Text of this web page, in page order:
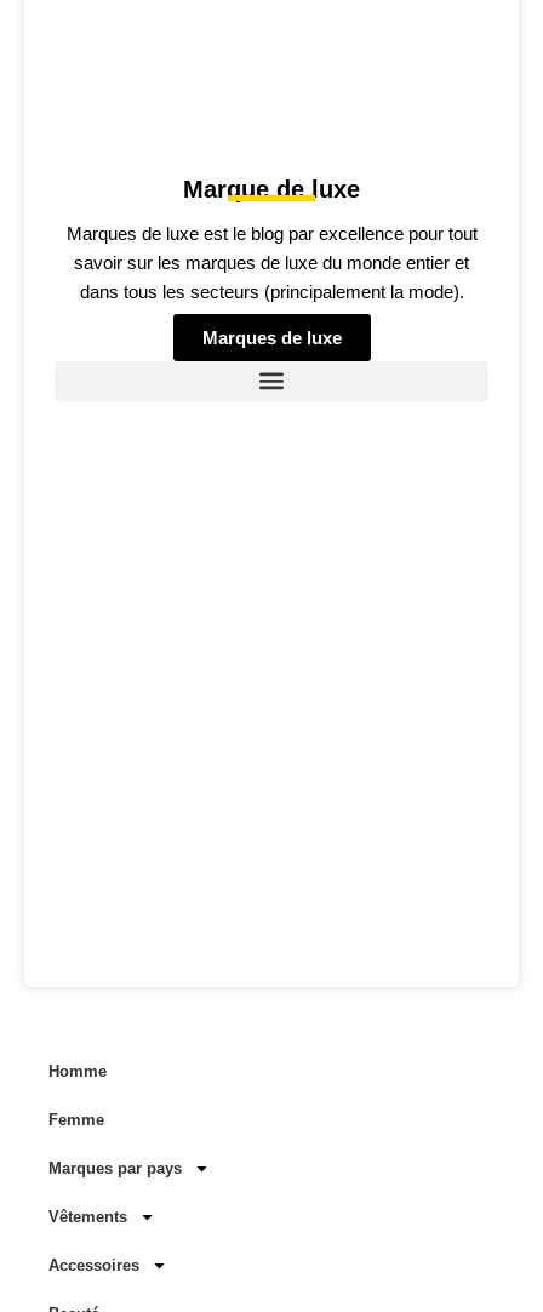
Marque de luxe
Marques de luxe est le blog par excellence pour tout
savoir sur les marques de luxe du monde entier et
dans tous les secteurs (principalement la mode).
Marques de luxe
Homme
Femme
Marques par pays
Vêtements
Accessoires